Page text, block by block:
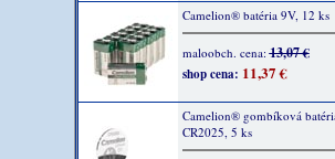
Camelion® batéria 9V, 12 ks
maloobch. cena:13,07 €
shop cena: 11,37 €
Camelion® gombíková
CR2025, 5 ks